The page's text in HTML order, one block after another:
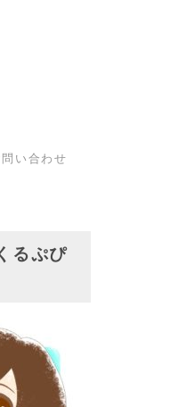
問い合わせ
るぷぴ